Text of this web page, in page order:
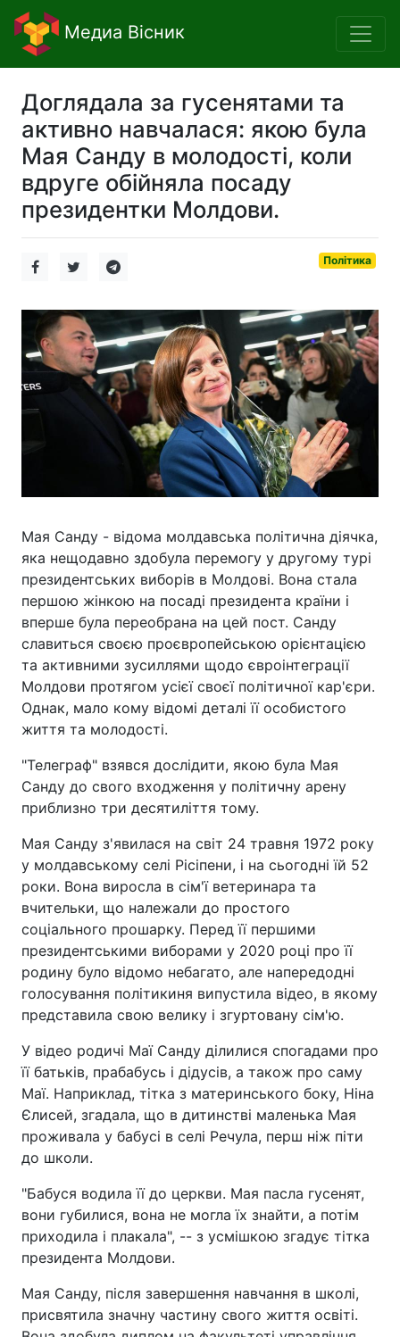
Медиа Вісник
Доглядала за гусенятами та
активно навчалася: якою була
Мая Санду в молодості, коли
вдруге обійняла посаду
президентки Молдови.
Політика
Мая Санду - відома молдавська політична діячка,
яка нещодавно здобула перемогу у другому турі
президентських виборів в Молдові. Вона стала
першою жінкою на посаді президента країни і
вперше була переобрана на цей пост. Санду
славиться своєю проєвропейською орієнтацією
та активними зусиллями щодо євроінтеграції
Молдови протягом усієї своєї політичної кар'єри.
Однак, мало кому відомі деталі її особистого
життя та молодості.
"Телеграф" взявся дослідити, якою була Мая
Санду до свого входження у політичну арену
приблизно три десятиліття тому.
Мая Санду з'явилася на світ 24 травня 1972 року
у молдавському селі Рісіпени, і на сьогодні їй 52
роки. Вона виросла в сім'ї ветеринара та
вчительки, що належали до простого
соціального прошарку. Перед її першими
президентськими виборами у 2020 році про її
родину було відомо небагато, але напередодні
голосування політикиня випустила відео, в якому
представила свою велику і згуртовану сім'ю.
У відео родичі Маї Санду ділилися спогадами про
її батьків, прабабусь і дідусів, а також про саму
Маї. Наприклад, тітка з материнського боку, Ніна
Єлисей, згадала, що в дитинстві маленька Мая
проживала у бабусі в селі Речула, перш ніж піти
до школи.
"Бабуся водила її до церкви. Мая пасла гусенят,
вони губилися, вона не могла їх знайти, а потім
приходила і плакала", -- з усмішкою згадує тітка
президента Молдови.
Мая Санду, після завершення навчання в школі,
присвятила значну частину свого життя освіті.